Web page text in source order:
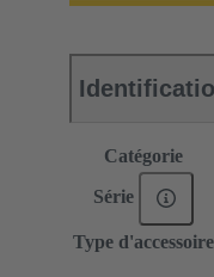
Catégorie
Série
Type d'accessoire